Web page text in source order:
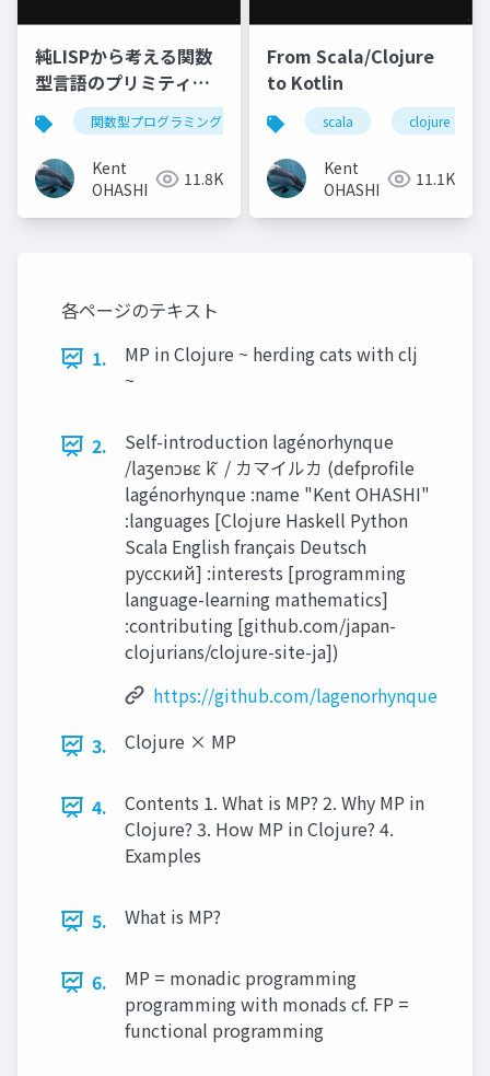
純LISPから考える関数
型言語のプリミティブ:
Clojure, Elixir,
Haskell, Scala
関数型プログラミング lisp clojure
Kent
OHASHI
11.8K
From Scala/Clojure
to Kotlin
scala clojure
Kent
OHASHI
11.1K
各ページのテキスト
1.
MP in Clojure ~ herding cats with clj
~
2.
Self-introduction lagénorhynque
/laʒenɔʁɛ k ̃ / カマイルカ (defprofile
lagénorhynque :name "Kent OHASHI"
:languages [Clojure Haskell Python
Scala English français Deutsch
русский] :interests [programming
language-learning mathematics]
:contributing [github.com/japan-
clojurians/clojure-site-ja])
https://github.com/lagenorhynque
3.
Clojure × MP
4.
Contents 1. What is MP? 2. Why MP in
Clojure? 3. How MP in Clojure? 4.
Examples
5. What is MP?
6.
MP = monadic programming
programming with monads cf. FP =
functional programming